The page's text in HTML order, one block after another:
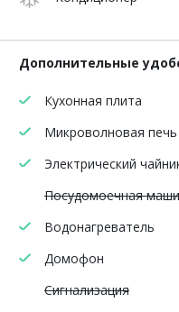
Дополнительные
Кухонная плита
Микроволновая печь
Электрический
Посудомоечная
Водонагреватель
Домофон
Сигнализация